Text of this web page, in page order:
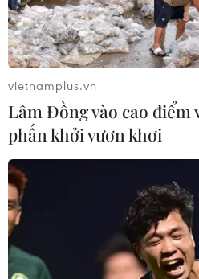
vietnamplus.vn
Lâm Đồng vào cao điểm
phấn khởi vươn khơi